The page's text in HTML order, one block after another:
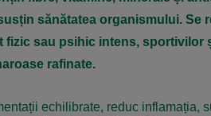
sănătatea organismului. Se
fizic sau psihic intens, sportivilor
rafinate.
echilibrate, reduc inflamația,